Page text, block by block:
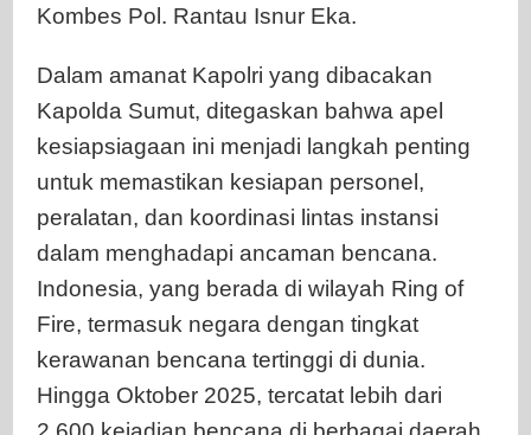
Kombes Pol. Rantau Isnur Eka.
Dalam amanat Kapolri yang dibacakan
Kapolda Sumut, ditegaskan bahwa apel
kesiapsiagaan ini menjadi langkah penting
untuk memastikan kesiapan personel,
peralatan, dan koordinasi lintas instansi
dalam menghadapi ancaman bencana.
Indonesia, yang berada di wilayah Ring of
Fire, termasuk negara dengan tingkat
kerawanan bencana tertinggi di dunia.
Hingga Oktober 2025, tercatat lebih dari